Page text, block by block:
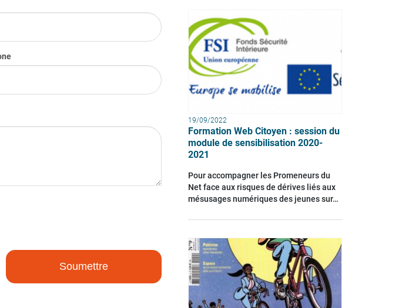
19/09/2022
Formation Web Citoyen : session du
module de sensibilisation 2020-
2021
Pour accompagner les Promeneurs du
Net face aux risques de dérives liés aux
mésusages numériques des jeunes sur…